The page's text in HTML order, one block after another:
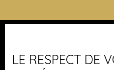
d'eau, wc, espace
garage , possibilité
supplément se trouvant à
rue. totalité des parcelles:
Je suis propriétaire
LE RESPECT DE